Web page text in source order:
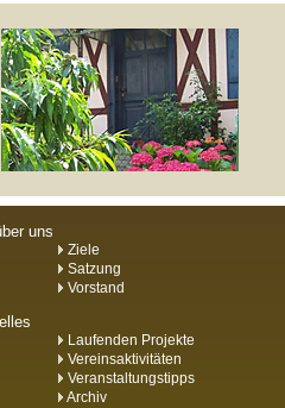
uns
Ziele
Satzung
Vorstand
Laufenden Projekte
Vereinsaktivitäten
Veranstaltungstipps
Archiv